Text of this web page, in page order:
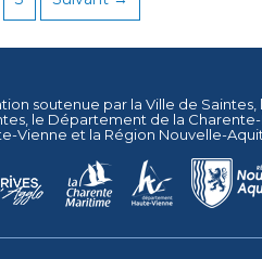
soutenue par la Ville de Saintes
, le Département de la
Vienne et la Région Nouvelle-